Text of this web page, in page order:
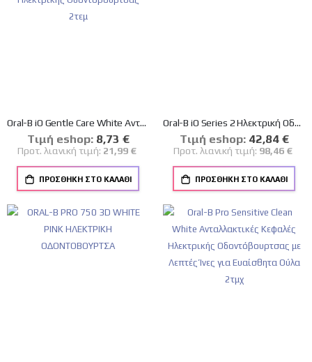
Oral-B iO Gentle Care White Ανταλλακτικές Κεφαλές Ηλεκτρικής Οδοντόβουρτσας 2τεμ
Tιμή eshop: Ειδική
Τιμή
8,73 €
Προτ. λιανική τιμή: 21,99 €
ΠΡΟΣΘΉΚΗ ΣΤΟ ΚΑΛΆΘΙ
Oral-B iO Series 2 Ηλεκτρική Οδοντόβουρτσα Black
Tιμή eshop: Ειδική
Τιμή
42,84 €
Προτ. λιανική τιμή: 98,46 €
ΠΡΟΣΘΉΚΗ ΣΤΟ ΚΑΛΆΘΙ